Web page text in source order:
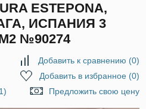
ESTEPONA,
ИСПАНИЯ 3
№90274
Добавить к сравнению (0)
Добавить в избранное(0)
Предложить свою цену